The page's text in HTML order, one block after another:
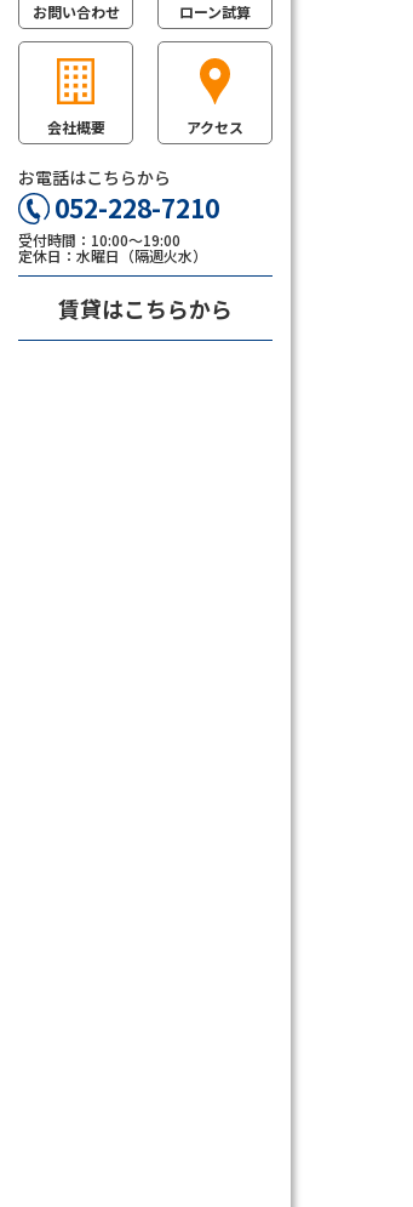
お問い合わせ ローン試算
会社概要 アクセス
お電話はこちらから
052-228-7210
受付時間：10:00～19:00
定休日：水曜日（隔週火水）
賃貸はこちらから